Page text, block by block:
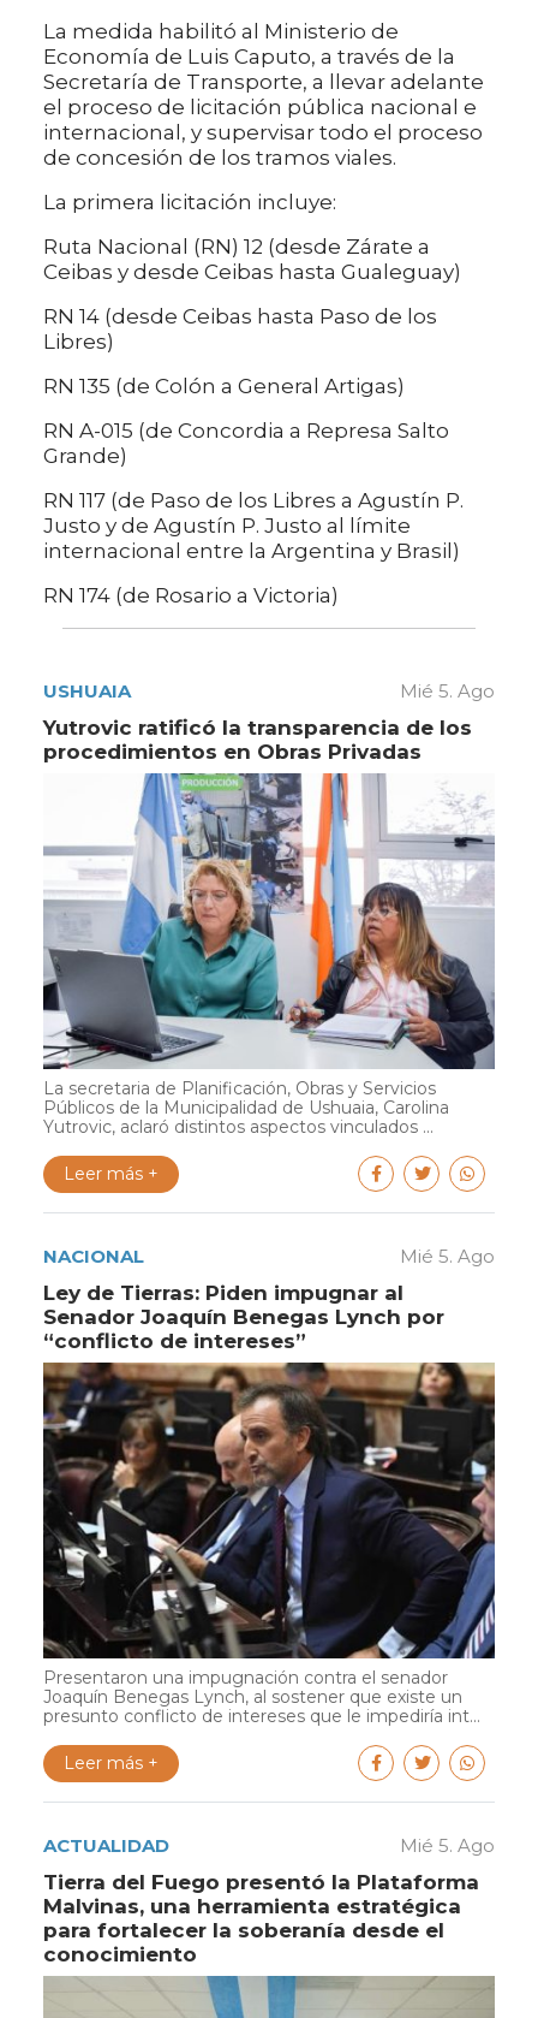
La medida habilitó al Ministerio de
Economía de Luis Caputo, a través de la
Secretaría de Transporte, a llevar adelante
el proceso de licitación pública nacional e
internacional, y supervisar todo el proceso
de concesión de los tramos viales.
La primera licitación incluye:
Ruta Nacional (RN) 12 (desde Zárate a
Ceibas y desde Ceibas hasta Gualeguay)
RN 14 (desde Ceibas hasta Paso de los
Libres)
RN 135 (de Colón a General Artigas)
RN A-015 (de Concordia a Represa Salto
Grande)
RN 117 (de Paso de los Libres a Agustín P.
Justo y de Agustín P. Justo al límite
internacional entre la Argentina y Brasil)
RN 174 (de Rosario a Victoria)
USHUAIA Mié 5. Ago
Yutrovic ratificó la transparencia de los
procedimientos en Obras Privadas
La secretaria de Planificación, Obras y Servicios
Públicos de la Municipalidad de Ushuaia, Carolina
Yutrovic, aclaró distintos aspectos vinculados ...
Leer más +
NACIONAL Mié 5. Ago
Ley de Tierras: Piden impugnar al
Senador Joaquín Benegas Lynch por
“conflicto de intereses”
Presentaron una impugnación contra el senador
Joaquín Benegas Lynch, al sostener que existe un
presunto conflicto de intereses que le impediría int...
Leer más +
ACTUALIDAD Mié 5. Ago
Tierra del Fuego presentó la Plataforma
Malvinas, una herramienta estratégica
para fortalecer la soberanía desde el
conocimiento